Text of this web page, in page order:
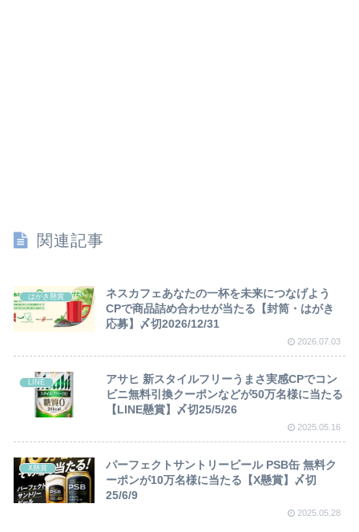
関連記事
はがき懸賞
ネスカフェあなたの一杯を未来につなげよう
CPで商品詰め合わせが当たる【封筒・はがき
応募】〆切2026/12/31
2026.07.03
LINE
アサヒ 新スタイルフリーうまさ実感CPでコン
ビニ無料引換クーポンなどが50万名様に当たる
【LINE懸賞】〆切25/5/26
2025.05.16
X懸賞
パーフェクトサントリービール PSB缶 無料ク
ーポンが10万名様に当たる【X懸賞】〆切
25/6/9
2025.05.28